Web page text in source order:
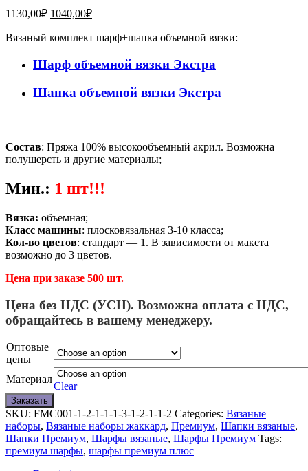
1130,00₽ 1040,00₽
Вязаный комплект шарф+шапка объемной вязки:
Шарф объемной вязки Экстра
Шапка объемной вязки Экстра
Состав: Пряжа 100% высокообъемный акрил. Возможна
полушерсть и другие материалы;
Мин.: 1 шт!!!
Вязка: объемная;
Класс машины: плосковязальная 3-10 класса;
Кол-во цветов: стандарт — 1. В зависимости от макета
возможно до 3 цветов.
Цена при заказе 500 шт.
Цена без НДС (УСН). Возможна оплата с НДС,
обращайтесь в вашему менеджеру.
Оптовые
цены
Материал
Clear
Заказать
SKU: FMC001-1-2-1-1-1-3-1-2-1-1-2 Categories: Вязаные
наборы, Вязаные наборы жаккард, Премиум, Шапки вязаные,
Шапки Премиум, Шарфы вязаные, Шарфы Премиум Tags:
премиум шарфы, шарфы премиум плюс